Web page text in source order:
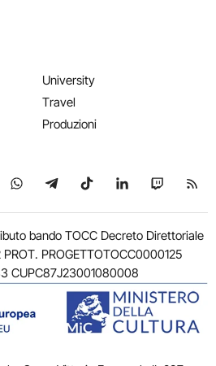
University
Travel
Produzioni
X su YouTube
Seguici su WhatsApp
Seguici su Telegram
Seguici su TikTok
Seguici su
Seguici
bando TOCC Decreto Direttoriale
PROGETTOTOCC0000125
CUPC87J23001080008